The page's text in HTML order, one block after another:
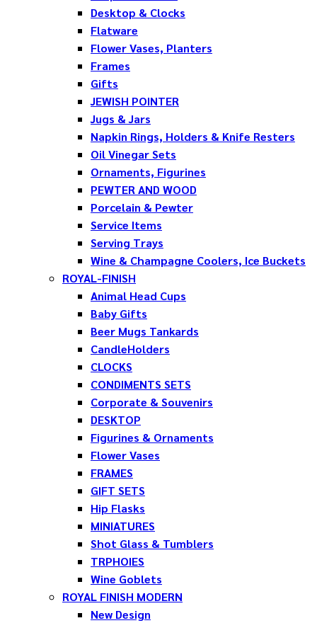
Desktop & Clocks
Flatware
Flower Vases, Planters
Frames
Gifts
JEWISH POINTER
Jugs & Jars
Napkin Rings, Holders & Knife Resters
Oil Vinegar Sets
Ornaments, Figurines
PEWTER AND WOOD
Porcelain & Pewter
Service Items
Serving Trays
Wine & Champagne Coolers, Ice Buckets
ROYAL-FINISH
Animal Head Cups
Baby Gifts
Beer Mugs Tankards
CandleHolders
CLOCKS
CONDIMENTS SETS
Corporate & Souvenirs
DESKTOP
Figurines & Ornaments
Flower Vases
FRAMES
GIFT SETS
Hip Flasks
MINIATURES
Shot Glass & Tumblers
TRPHOIES
Wine Goblets
ROYAL FINISH MODERN
New Design